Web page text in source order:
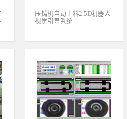
压铸机自动上料2.5D机器人
视觉引导系统